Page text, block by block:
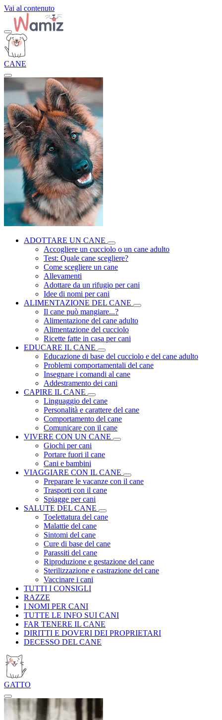
Vai al contenuto
CANE
ADOTTARE UN CANE
Accogliere un cucciolo o un cane adulto
Test: Quale cane scegliere?
Come scegliere un cane
Allevamenti
Adottare da un rifugio per cani
Idee di nomi per cani
ALIMENTAZIONE DEL CANE
Il cane può mangiare...?
Alimentazione del cane adulto
Alimentazione del cucciolo
Ricette fatte in casa per cani
EDUCARE IL CANE
Educazione di base del cucciolo e del cane adulto
Problemi comportamentali del cane
Insegnare i comandi al cane
Addestramento dei cani
CAPIRE IL CANE
Linguaggio del cane
Personalità e carattere del cane
Comportamento del cane
Comunicare con il cane
VIVERE CON UN CANE
Giochi per cani
Portare fuori il cane
Cani e bambini
VIAGGIARE CON IL CANE
Preparare le vacanze con il cane
Trasporti con il cane
Spiagge per cani
SALUTE DEL CANE
Toelettatura del cane
Malattie del cane
Sintomi del cane
Cure di base del cane
Parassiti del cane
Riproduzione e gestazione del cane
Sterilizzazione e castrazione del cane
Vaccinare i cani
TUTTI I CONSIGLI
RAZZE
I NOMI PER CANI
TUTTE LE INFO SUI CANI
FAR TENERE IL CANE
DIRITTI E DOVERI DEI PROPRIETARI
DECESSO DEL CANE
GATTO